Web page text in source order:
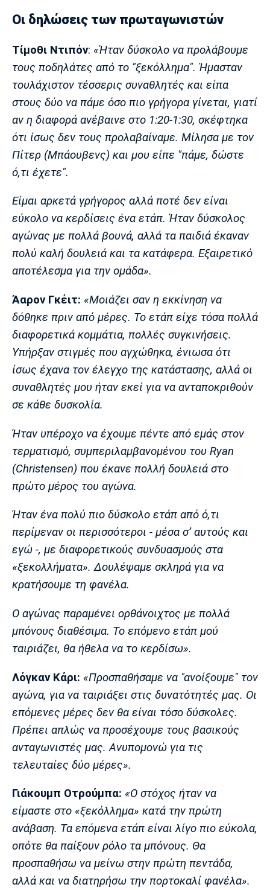
Οι δηλώσεις των πρωταγωνιστών
Τίμοθι Ντιπόν: «Ήταν δύσκολο να προλάβουμε
τους ποδηλάτες από το "ξεκόλλημα". Ήμασταν
τουλάχιστον τέσσερις συναθλητές και είπα
στους δύο να πάμε όσο πιο γρήγορα γίνεται, γιατί
αν η διαφορά ανέβαινε στο 1:20-1:30, σκέφτηκα
ότι ίσως δεν τους προλαβαίναμε. Μίλησα με τον
Πίτερ (Μπάουβενς) και μου είπε "πάμε, δώστε
ό,τι έχετε".
Είμαι αρκετά γρήγορος αλλά ποτέ δεν είναι
εύκολο να κερδίσεις ένα ετάπ. Ήταν δύσκολος
αγώνας με πολλά βουνά, αλλά τα παιδιά έκαναν
πολύ καλή δουλειά και τα κατάφερα. Εξαιρετικό
αποτέλεσμα για την ομάδα».
Άαρον Γκέιτ: «Μοιάζει σαν η εκκίνηση να
δόθηκε πριν από μέρες. Το ετάπ είχε τόσα πολλά
διαφορετικά κομμάτια, πολλές συγκινήσεις.
Υπήρξαν στιγμές που αγχώθηκα, ένιωσα ότι
ίσως έχανα τον έλεγχο της κατάστασης, αλλά οι
συναθλητές μου ήταν εκεί για να ανταποκριθούν
σε κάθε δυσκολία.
Ήταν υπέροχο να έχουμε πέντε από εμάς στον
τερματισμό, συμπεριλαμβανομένου του Ryan
(Christensen) που έκανε πολλή δουλειά στο
πρώτο μέρος του αγώνα.
Ήταν ένα πολύ πιο δύσκολο ετάπ από ό,τι
περίμεναν οι περισσότεροι - μέσα σ’ αυτούς και
εγώ -, με διαφορετικούς συνδυασμούς στα
«ξεκολλήματα». Δουλέψαμε σκληρά για να
κρατήσουμε τη φανέλα.
Ο αγώνας παραμένει ορθάνοιχτος με πολλά
μπόνους διαθέσιμα. Το επόμενο ετάπ μού
ταιριάζει, θα ήθελα να το κερδίσω».
Λόγκαν Κάρι: «Προσπαθήσαμε να "ανοίξουμε" τον
αγώνα, για να ταιριάξει στις δυνατότητές μας. Οι
επόμενες μέρες δεν θα είναι τόσο δύσκολες.
Πρέπει απλώς να προσέχουμε τους βασικούς
ανταγωνιστές μας. Ανυπομονώ για τις
τελευταίες δύο μέρες».
Γιάκουμπ Οτρούμπα: «Ο στόχος ήταν να
είμαστε στο «ξεκόλλημα» κατά την πρώτη
ανάβαση. Τα επόμενα ετάπ είναι λίγο πιο εύκολα,
οπότε θα παίξουν ρόλο τα μπόνους. Θα
προσπαθήσω να μείνω στην πρώτη πεντάδα,
αλλά και να διατηρήσω την πορτοκαλί φανέλα».